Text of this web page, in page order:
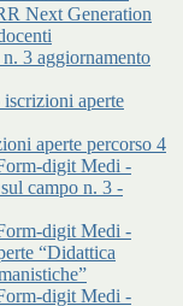
Next Generation
3 aggiornamento
aperte
aperte percorso 4
digit Medi -
campo n. 3 -
digit Medi -
“Didattica
digit Medi -